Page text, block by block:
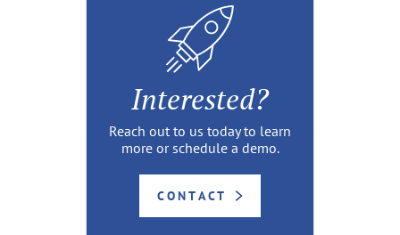
Interested?
Reach out to us today to learn
more or schedule a demo.
CONTACT